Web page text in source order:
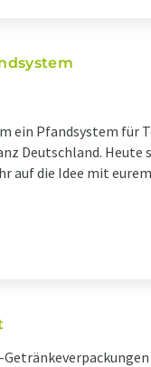
ein Pfandsystem für
Deutschland. Heute
auf die Idee mit